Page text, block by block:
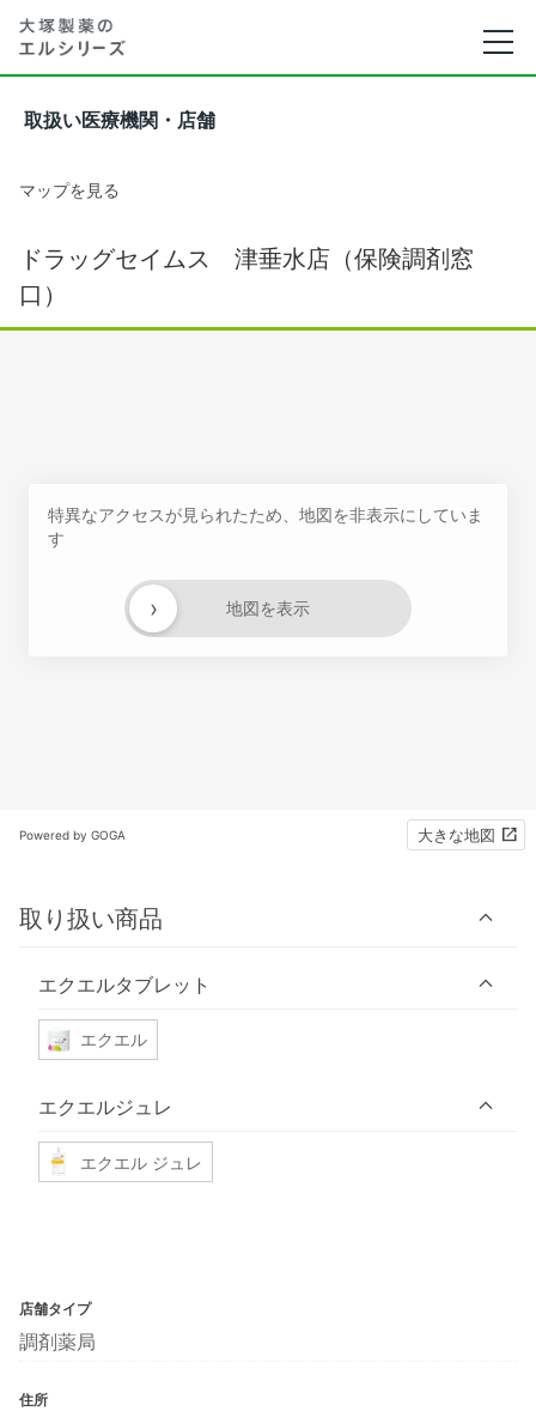
取扱い医療機関・店舗
マップを見る
ドラッグセイムス 津垂水店（保険調剤窓
口）
特異なアクセスが見られたため、地図を非表示にしていま
す
地図を表示
›
Powered by GOGA 大きな地図
取り扱い商品
エクエルタブレット
エクエル
エクエルジュレ
エクエル ジュレ
店舗タイプ
調剤薬局
住所